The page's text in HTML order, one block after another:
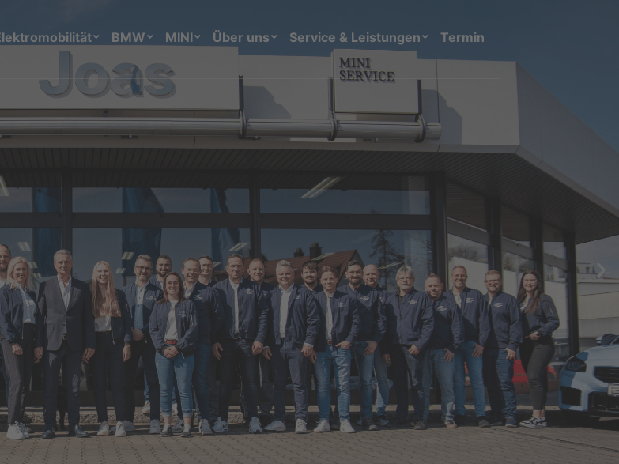
BMW MINI Über uns Service & Leistungen
Reparatur & Wartung
Autoglas
MINI Service Inclusive
BMW Service Inclusive
Individuelle Sonderausstattungen BMW und MINI
Termin